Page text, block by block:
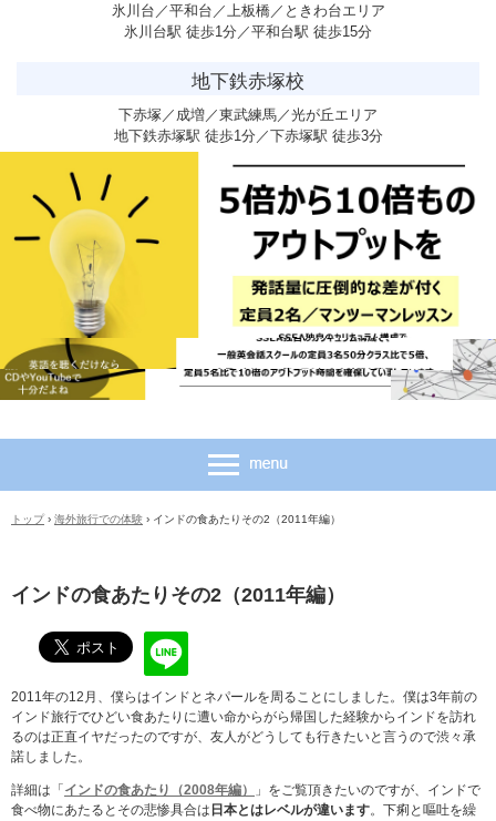
氷川台／平和台／上板橋／ときわ台エリア
氷川台駅 徒歩1分／平和台駅 徒歩15分
地下鉄赤塚校
下赤塚／成増／東武練馬／光が丘エリア
地下鉄赤塚駅 徒歩1分／下赤塚駅 徒歩3分
トップ › 海外旅行での体験 › インドの食あたりその2（2011年編）
インドの食あたりその2（2011年編）
2011年の12月、僕らはインドとネパールを周ることにしました。僕は3年前の
インド旅行でひどい食あたりに遭い命からがら帰国した経験からインドを訪れ
るのは正直イヤだったのですが、友人がどうしても行きたいと言うので渋々承
諾しました。
詳細は「 インドの食あたり（2008年編）
」をご覧頂きたいのですが、インドで
食べ物にあたるとその悲惨具合は 日本とはレベルが違います。下痢と嘔吐を繰